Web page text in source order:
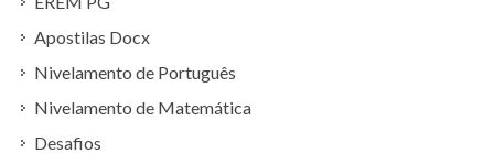
Apostilas Docx
Nivelamento de Português
Nivelamento de Matemática
Desafios